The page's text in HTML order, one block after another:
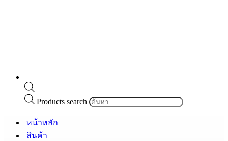
Products search
หน้าหลัก
สินค้า